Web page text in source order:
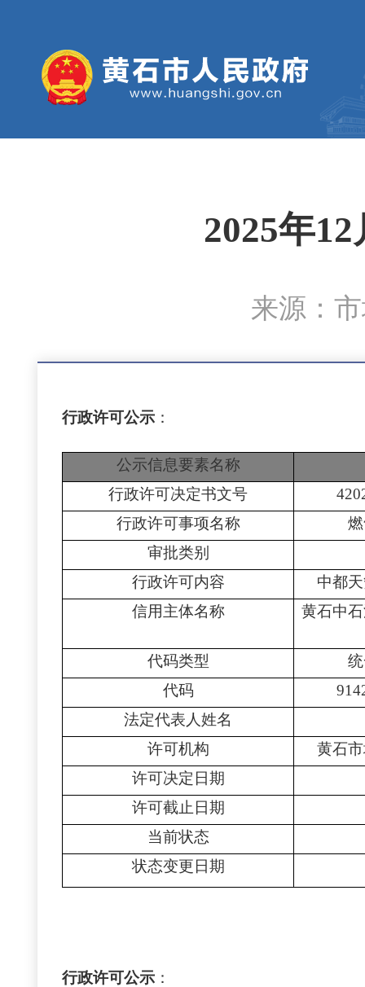
2025年
来源：
行政许可公示 ：
公示信息要素名称
行政许可决定书文号
行政许可事项名称
审批类别
行政许可内容
中都
信用主体名称
黄石中
代码类型
代码
法定代表人姓名
许可机构
黄石
许可决定日期
许可截止日期
当前状态
状态变更日期
行政许可公示 ：